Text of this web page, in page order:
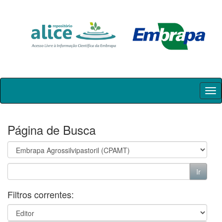
Skip
Página de Busca
Filtros correntes: